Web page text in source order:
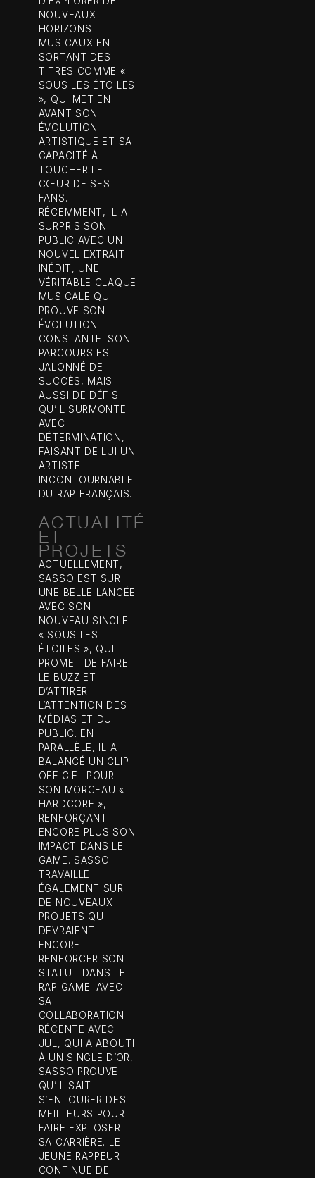
NOUVEAUX
HORIZONS
MUSICAUX EN
SORTANT DES
TITRES COMME «
SOUS LES ÉTOILES
», QUI MET EN
AVANT SON
ÉVOLUTION
ARTISTIQUE ET SA
CAPACITÉ À
TOUCHER LE
CŒUR DE SES
FANS.
RÉCEMMENT, IL A
SURPRIS SON
PUBLIC AVEC UN
NOUVEL EXTRAIT
INÉDIT, UNE
VÉRITABLE CLAQUE
MUSICALE QUI
PROUVE SON
ÉVOLUTION
CONSTANTE. SON
PARCOURS EST
JALONNÉ DE
SUCCÈS, MAIS
AUSSI DE DÉFIS
QU’IL SURMONTE
AVEC
DÉTERMINATION,
FAISANT DE LUI UN
ARTISTE
INCONTOURNABLE
DU RAP FRANÇAIS.
ACTUALITÉ
ET
PROJETS
ACTUELLEMENT,
SASSO EST SUR
UNE BELLE LANCÉE
AVEC SON
NOUVEAU SINGLE
« SOUS LES
ÉTOILES », QUI
PROMET DE FAIRE
LE BUZZ ET
D’ATTIRER
L’ATTENTION DES
MÉDIAS ET DU
PUBLIC. EN
PARALLÈLE, IL A
BALANCÉ UN CLIP
OFFICIEL POUR
SON MORCEAU «
HARDCORE »,
RENFORÇANT
ENCORE PLUS SON
IMPACT DANS LE
GAME. SASSO
TRAVAILLE
ÉGALEMENT SUR
DE NOUVEAUX
PROJETS QUI
DEVRAIENT
ENCORE
RENFORCER SON
STATUT DANS LE
RAP GAME. AVEC
SA
COLLABORATION
RÉCENTE AVEC
JUL, QUI A ABOUTI
À UN SINGLE D’OR,
SASSO PROUVE
QU’IL SAIT
S’ENTOURER DES
MEILLEURS POUR
FAIRE EXPLOSER
SA CARRIÈRE. LE
JEUNE RAPPEUR
CONTINUE DE